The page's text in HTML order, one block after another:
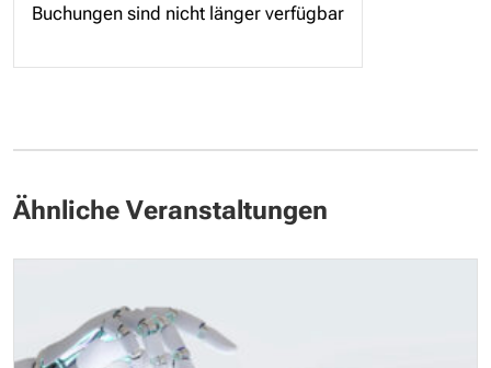
Buchungen sind nicht länger verfügbar
Ähnliche Veranstaltungen